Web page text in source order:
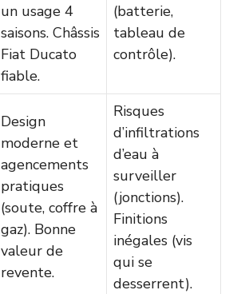
un usage 4
saisons. Châssis
Fiat Ducato
fiable.
(batterie,
tableau de
contrôle).
Design
moderne et
agencements
pratiques
(soute, coffre à
gaz). Bonne
valeur de
revente.
Risques
d’infiltrations
d’eau à
surveiller
(jonctions).
Finitions
inégales (vis
qui se
desserrent).